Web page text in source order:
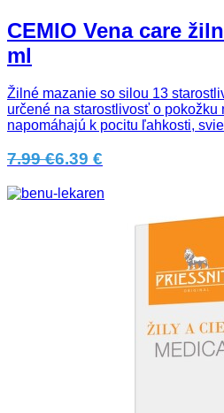
CEMIO Vena care
ml
Žilné mazanie so silou 13
určené na starostlivosť o pokožku
napomáhajú k pocitu ľahkosti,
7.99 €6.39 €